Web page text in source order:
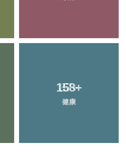
158+
健康
87+
專欄